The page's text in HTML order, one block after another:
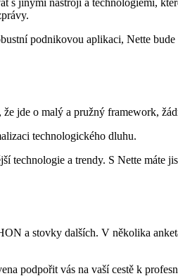
podnikovou aplikaci, Nette
jde o malý a pružný framework,
technologického dluhu.
technologie a trendy. S Nette máte
a stovky dalších. V několika
podpořit vás na vaší cestě k